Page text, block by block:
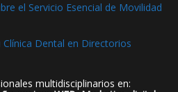
el Servicio Esencial de Movilidad
Dental en Directorios
multidisciplinarios en: